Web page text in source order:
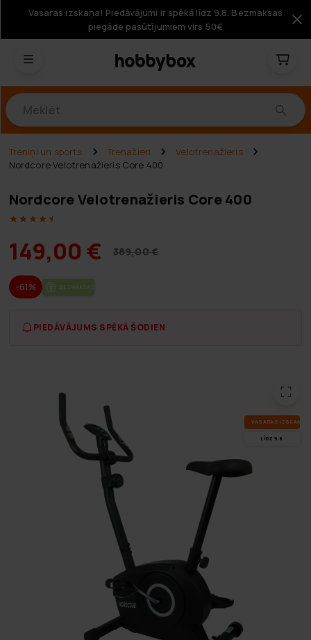
Vasaras izskaņa! Piedāvājumi ir spēkā līdz 9.8. Bezmaksas
piegāde pasūtījumiem virs 50€
Treniņi un sports Trenažieri
Velotrenažieris
Nordcore Velotrenažieris Core 400
Nordcore Velotrenažieris Core 400
149,00 € 389,00 €
-61% BEZ­MAK­SAS PIE­GĀ­DE
PIEDĀVĀJUMS SPĒKĀ ŠODIEN
VA­SA­RAS IZ­SKA­ŅA
LĪDZ 9.8.